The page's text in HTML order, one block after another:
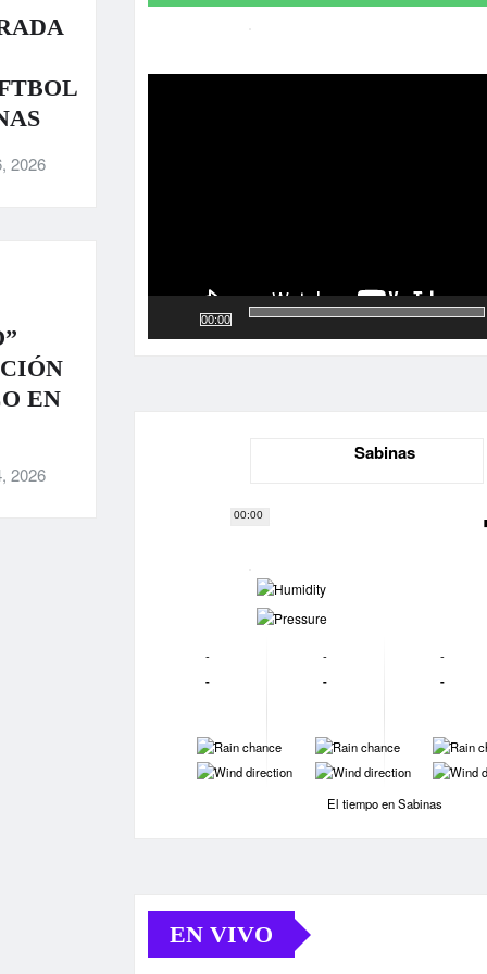
2026
EN
2026
00:00
00:00
Sabinas
-
-
-
-
-
-
-
-
-
-
-
-
-
-
El tiempo en Sabinas
EN VIVO